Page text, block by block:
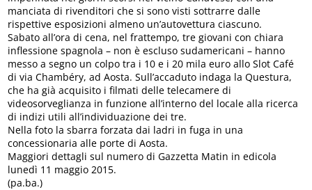
manciata di rivenditori che si sono visti sottrarre dalle
rispettive esposizioni almeno un’autovettura ciascuno.
Sabato all’ora di cena, nel frattempo, tre giovani con chiara
inflessione spagnola – non è escluso sudamericani – hanno
messo a segno un colpo tra i 10 e i 20 mila euro allo Slot Café
di via Chambéry, ad Aosta. Sull’accaduto indaga la Questura,
che ha già acquisito i filmati delle telecamere di
videosorveglianza in funzione all’interno del locale alla ricerca
di indizi utili all’individuazione dei tre.
Nella foto la sbarra forzata dai ladri in fuga in una
concessionaria alle porte di Aosta.
Maggiori dettagli sul numero di Gazzetta Matin in edicola
lunedì 11 maggio 2015.
(pa.ba.)